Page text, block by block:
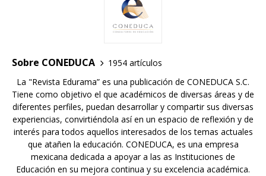
Sobre CONEDUCA
1954 artículos
La "Revista Edurama” es una publicación de CONEDUCA S.C.
Tiene como objetivo el que académicos de diversas áreas y de
diferentes perfiles, puedan desarrollar y compartir sus diversas
experiencias, convirtiéndola así en un espacio de reflexión y de
interés para todos aquellos interesados de los temas actuales
que atañen la educación. CONEDUCA, es una empresa
mexicana dedicada a apoyar a las as Instituciones de
Educación en su mejora continua y su excelencia académica.